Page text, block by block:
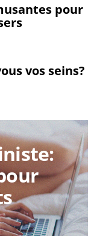
pour
vos seins?